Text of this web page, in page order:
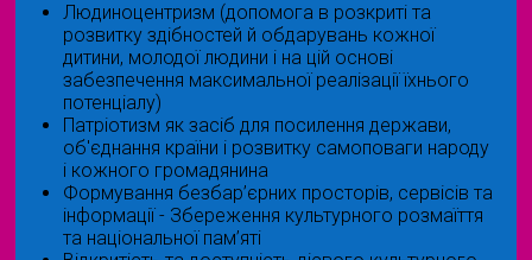
Людиноцентризм (допомога в розкриті та
розвитку здібностей й обдарувань кожної
дитини, молодої людини і на цій основі
забезпечення максимальної реалізації їхнього
потенціалу)
Патріотизм як засіб для посилення держави,
об'єднання країни і розвитку самоповаги народу
і кожного громадянина
Формування безбар’єрних просторів, сервісів та
інформації - Збереження культурного розмаїття
та національної пам’яті